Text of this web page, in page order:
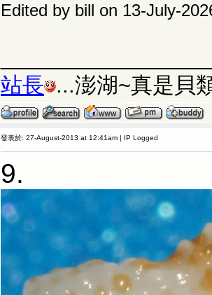
Edited by bill on 13-July-
站長 ...澎湖~真是貝
發表於: 27-August-2013 at 12:41am | IP Logged
9.